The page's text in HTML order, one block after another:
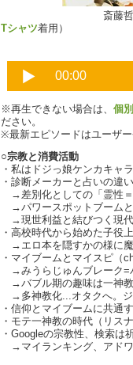
斎藤哲也さ
Tシャツ着用）
※再生できない場合は、 個
ださい。
※最新エピソードはユーザ
○宗教と消費活動
・私はドジっ娘ケンカキャ
・診断メーカーと占いの違
→差別化としての「霊性
→パワースポットブーム
→現世利益と結びつく現
・高校時代から始めた子役
→エロ本を隠すかの様に
・マイブームとマイスピ（
→みうらじゅんブレーク=
→バブル期の趣味は一神
→多神教化...オタクへ。ジ
・信仰とマイブームに共通
・モテ一神教の時代（リス
・Googleの宗教性、検索は
→マイランキング、アド